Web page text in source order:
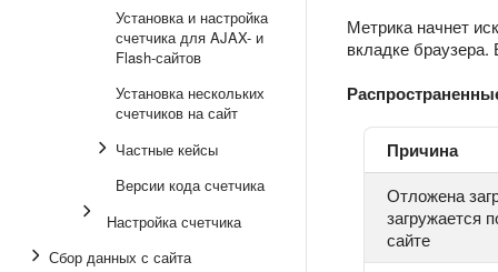
Установка и настройка
счетчика для AJAX- и
Flash-сайтов
Установка нескольких
счетчиков на сайт
Частные кейсы
Версии кода счетчика
Настройка счетчика
Сбор данных с сайта
Метрика начнет
вкладке
Причина
Отложена
загружается
сайте